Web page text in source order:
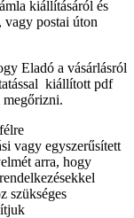
kiállításáról és
vagy postai úton
Eladó a vásárlásról
kiállított pdf
megőrizni.
vagy egyszerűsített
arra, hogy
szükséges